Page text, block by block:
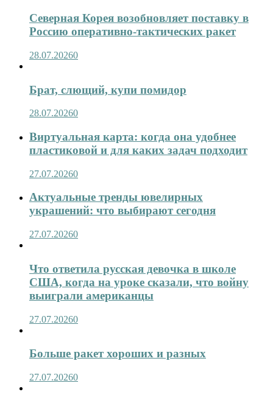
Северная Корея возобновляет поставку в
Россию оперативно-тактических ракет
28.07.20260
Брат, слющий, купи помидор
28.07.20260
Виртуальная карта: когда она удобнее
пластиковой и для каких задач подходит
27.07.20260
Актуальные тренды ювелирных
украшений: что выбирают сегодня
27.07.20260
Что ответила русская девочка в школе
США, когда на уроке сказали, что войну
выиграли американцы
27.07.20260
Больше ракет хороших и разных
27.07.20260